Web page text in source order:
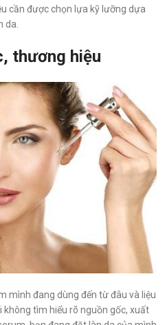
cần được chọn lựa kỹ lưỡng dựa
da.
thương hiệu
mình đang dùng đến từ đâu và liệu
không tìm hiểu rõ nguồn gốc, xuất